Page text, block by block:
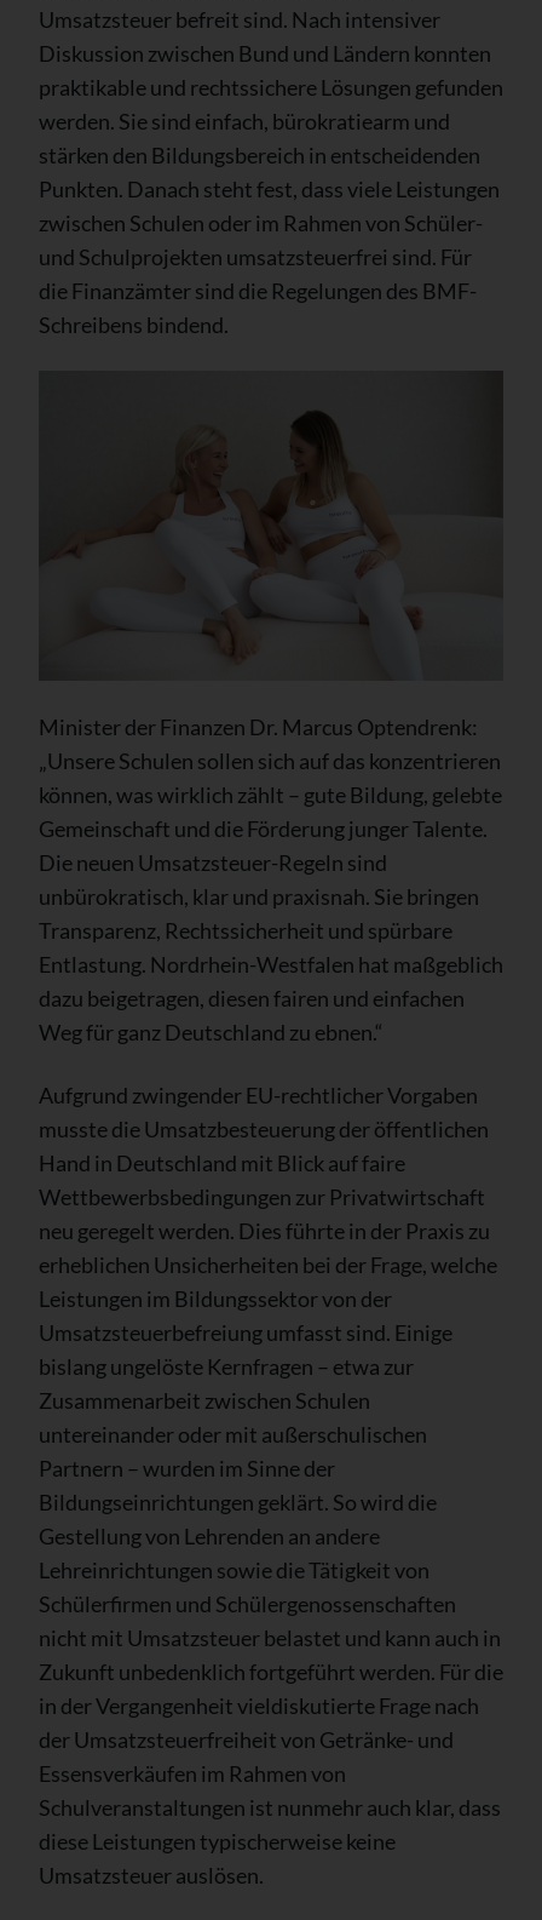
Umsatzsteuer befreit sind. Nach intensiver
Diskussion zwischen Bund und Ländern konnten
praktikable und rechtssichere Lösungen gefunden
werden. Sie sind einfach, bürokratiearm und
stärken den Bildungsbereich in entscheidenden
Punkten. Danach steht fest, dass viele Leistungen
zwischen Schulen oder im Rahmen von Schüler-
und Schulprojekten umsatzsteuerfrei sind. Für
die Finanzämter sind die Regelungen des BMF-
Schreibens bindend.
Minister der Finanzen Dr. Marcus Optendrenk:
„Unsere Schulen sollen sich auf das konzentrieren
können, was wirklich zählt – gute Bildung, gelebte
Gemeinschaft und die Förderung junger Talente.
Die neuen Umsatzsteuer-Regeln sind
unbürokratisch, klar und praxisnah. Sie bringen
Transparenz, Rechtssicherheit und spürbare
Entlastung. Nordrhein-Westfalen hat maßgeblich
dazu beigetragen, diesen fairen und einfachen
Weg für ganz Deutschland zu ebnen.“
Aufgrund zwingender EU-rechtlicher Vorgaben
musste die Umsatzbesteuerung der öffentlichen
Hand in Deutschland mit Blick auf faire
Wettbewerbsbedingungen zur Privatwirtschaft
neu geregelt werden. Dies führte in der Praxis zu
erheblichen Unsicherheiten bei der Frage, welche
Leistungen im Bildungssektor von der
Umsatzsteuerbefreiung umfasst sind. Einige
bislang ungelöste Kernfragen – etwa zur
Zusammenarbeit zwischen Schulen
untereinander oder mit außerschulischen
Partnern – wurden im Sinne der
Bildungseinrichtungen geklärt. So wird die
Gestellung von Lehrenden an andere
Lehreinrichtungen sowie die Tätigkeit von
Schülerfirmen und Schülergenossenschaften
nicht mit Umsatzsteuer belastet und kann auch in
Zukunft unbedenklich fortgeführt werden. Für die
in der Vergangenheit vieldiskutierte Frage nach
der Umsatzsteuerfreiheit von Getränke- und
Essensverkäufen im Rahmen von
Schulveranstaltungen ist nunmehr auch klar, dass
diese Leistungen typischerweise keine
Umsatzsteuer auslösen.